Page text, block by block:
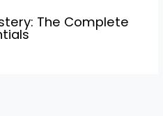
The Complete